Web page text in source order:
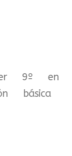
9º en
básica